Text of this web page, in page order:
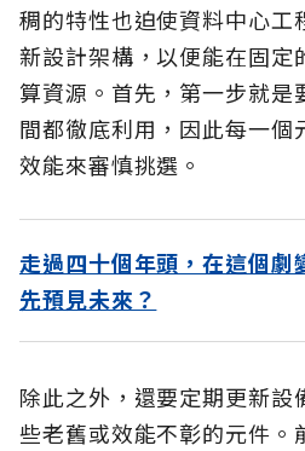
稠的特性也迫使資料中心工
新設計架構，以便能在固定
算資源。首先，第一步就是
間都徹底利用，因此每一個
效能來審慎挑選。
走過四十個年頭，在這個劇
先預見未來？
除此之外，還要定期更新設
些老舊或效能不彰的元件。